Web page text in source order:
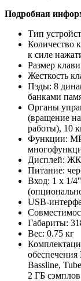
Подробная
Тип
Количество
к силе
Размер
Жесткость
Пэды: 8
банками
Органы
(вращение
работы), 10
Функции:
Дисплей:
Питание:
Вход: 1 x 1/
USB-
Габариты:
Вес: 0.75 кг
Bassline,
2 ГБ сэмплов